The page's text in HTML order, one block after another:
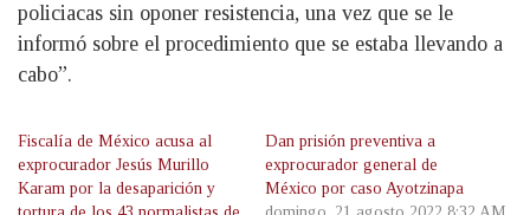
policiacas sin oponer resistencia, una vez que se le
informó sobre el procedimiento que se estaba llevando a
cabo”.
Fiscalía de México acusa al
exprocurador Jesús Murillo
Karam por la desaparición y
Dan prisión preventiva a
exprocurador general de
México por caso Ayotzinapa